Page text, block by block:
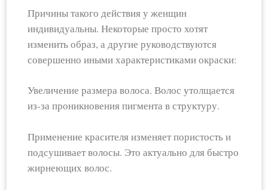
Причины такого действия у женщин
индивидуальны. Некоторые просто хотят
изменить образ, а другие руководствуются
совершенно иными характеристиками окраски:
Увеличение размера волоса. Волос утолщается
из-за проникновения пигмента в структуру.
Применение красителя изменяет пористость и
подсушивает волосы. Это актуально для быстро
жирнеющих волос.